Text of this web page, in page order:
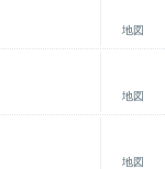
地図
地図
地図